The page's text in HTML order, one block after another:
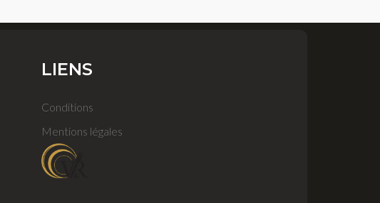
LIENS
Conditions
Mentions légales